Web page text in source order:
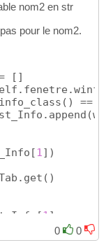
nom2 en str
pour le nom2.
[ ]
( ) ==
(
[1] )
( )
[1 ]
0 0